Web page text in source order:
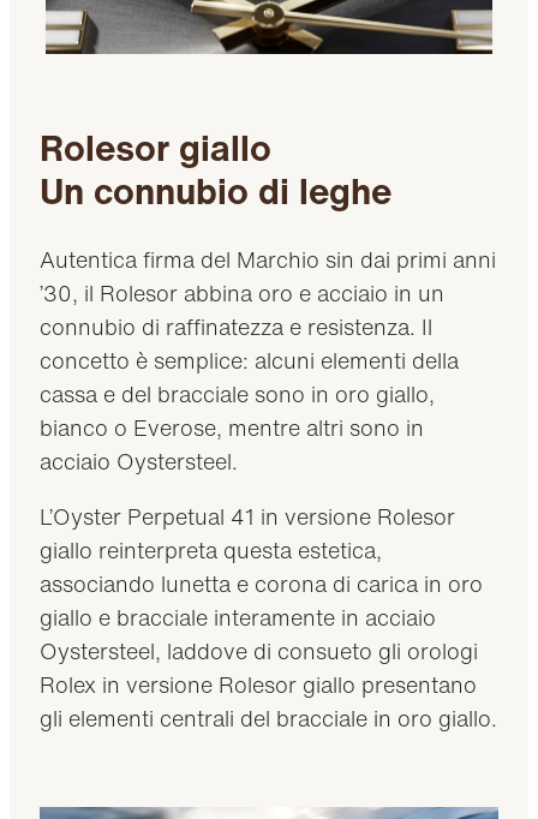
Video
Rolesor giallo
Un connubio di leghe
Autentica firma del Marchio sin dai primi anni
’30, il Rolesor abbina oro e acciaio in un
connubio di raffinatezza e resistenza. Il
concetto è semplice: alcuni elementi della
cassa e del bracciale sono in oro giallo,
bianco o Everose, mentre altri sono in
acciaio Oystersteel.
L’Oyster Perpetual 41 in versione Rolesor
giallo reinterpreta questa estetica,
associando lunetta e corona di carica in oro
giallo e bracciale interamente in acciaio
Oystersteel, laddove di consueto gli orologi
Rolex in versione Rolesor giallo presentano
gli elementi centrali del bracciale in oro giallo.